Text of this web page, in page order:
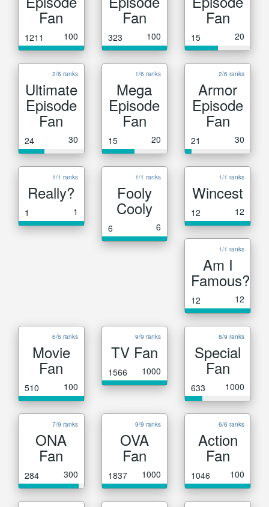
Fan
1211 100
Fan
323 100
Fan
15 20
2/6 ranks
Ultimate
Episode
Fan
24 30
1/6 ranks
Mega
Episode
Fan
15 20
2/6 ranks
Armor
Episode
Fan
21 30
1/1 ranks
Really?
1 1
1/1 ranks
Fooly
Cooly
6 6
1/1 ranks
Wincest
12 12
1/1 ranks
Am I
Famous?
12 12
6/6 ranks
Movie
Fan
510 100
9/9 ranks
TV Fan
1566 1000
8/9 ranks
Special
Fan
633 1000
7/9 ranks
ONA
Fan
284 300
9/9 ranks
OVA
Fan
1837 1000
6/6 ranks
Action
Fan
1046 100